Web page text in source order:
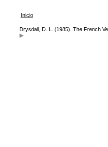
Inicio
Drysdall, D. L. (1985). The French